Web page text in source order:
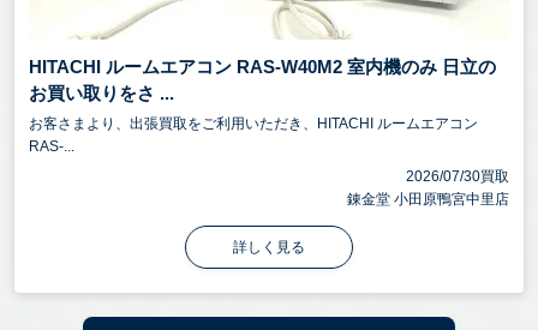
HITACHI ルームエアコン RAS-W40M2 室内機のみ 日立の
お買い取りをさ ...
お客さまより、出張買取をご利用いただき、HITACHI ルームエアコン
RAS-...
2026/07/30買取
錬金堂 小田原鴨宮中里店
詳しく見る